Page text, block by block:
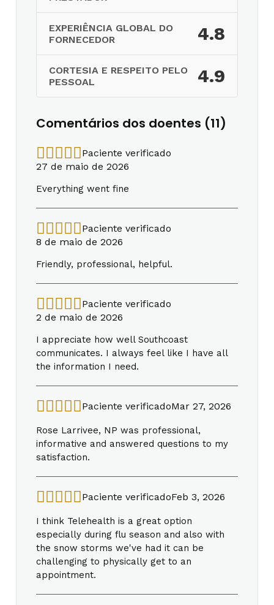
EXPERIÊNCIA GLOBAL DO
FORNECEDOR
4.8
CORTESIA E RESPEITO PELO
PESSOAL
4.9
Comentários dos doentes (11)
Paciente verificado
27 de maio de 2026
Everything went fine
Paciente verificado
8 de maio de 2026
Friendly, professional, helpful.
Paciente verificado
2 de maio de 2026
I appreciate how well Southcoast
communicates. I always feel like I have all
the information I need.
Paciente verificadoMar 27, 2026
Rose Larrivee, NP was professional,
informative and answered questions to my
satisfaction.
Paciente verificadoFeb 3, 2026
I think Telehealth is a great option
especially during flu season and also with
the snow storms we've had it can be
challenging to physically get to an
appointment.